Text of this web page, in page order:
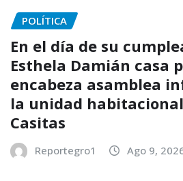
POLÍTICA
En el día de su
Esthela Damián casa
encabeza asamblea
la unidad
Casitas
Reportegro1 Ago 9,